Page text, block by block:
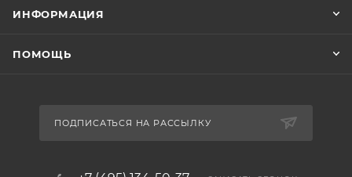
ИНФОРМАЦИЯ
ПОМОЩЬ
ПОДПИСАТЬСЯ НА РАССЫЛКУ